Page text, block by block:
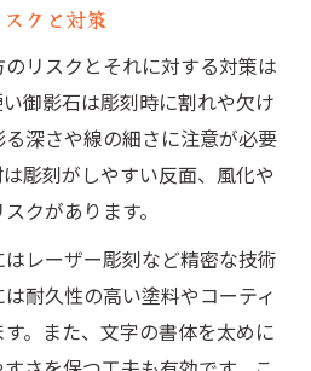
クと対策
リスクとそれに対する対策は
御影石は彫刻時に割れや欠け
深さや線の細さに注意が必要
彫刻がしやすい反面、風化や
クがあります。
レーザー彫刻など精密な技術
耐久性の高い塗料やコーティ
。また、文字の書体を太めに